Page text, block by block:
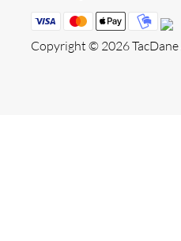
Copyright © 2026 TacDane